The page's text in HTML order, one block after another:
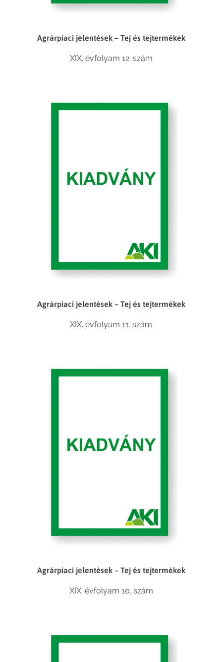
Agrárpiaci jelentések – Tej és tejtermékek
XIX. évfolyam 12. szám
Agrárpiaci jelentések – Tej és tejtermékek
XIX. évfolyam 11. szám
Agrárpiaci jelentések – Tej és tejtermékek
XIX. évfolyam 10. szám